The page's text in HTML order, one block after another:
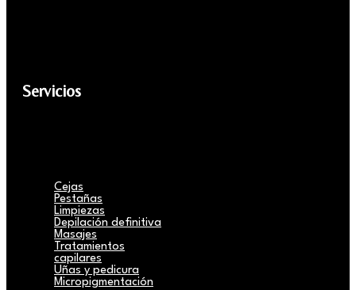
Servicios
Cejas
Pestañas
Limpiezas
Depilación definitiva
Masajes
Tratamientos
capilares
Uñas y pedicura
Micropigmentación